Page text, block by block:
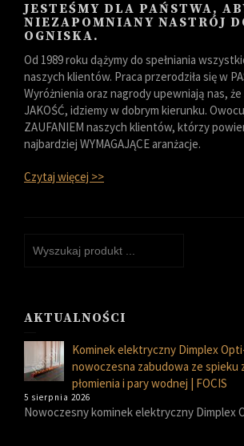
JESTEŚMY DLA PAŃSTWA,
NIEZAPOMNIANY NASTRÓJ
OGNISKA.
Od 1989 roku dążymy do spełniania
naszych klientów. Praca przerodziła się w
Wyróżnienia oraz nagrody upewniają nas,
JAKOŚĆ, idziemy w dobrym kierunku.
ZAUFANIEM naszych klientów, którzy
najbardziej WYMAGAJĄCE aranżacje.
Czytaj więcej >>
AKTUALNOŚCI
Kominek elektryczny Dimplex
nowoczesna zabudowa ze spieku
płomienia i pary wodnej | FOCIS
5 sierpnia 2026
Nowoczesny kominek elektryczny Dimplex